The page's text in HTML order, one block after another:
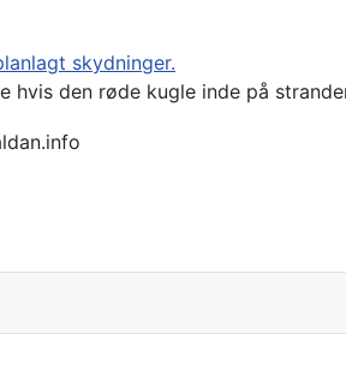
skydninger.
den røde kugle inde på